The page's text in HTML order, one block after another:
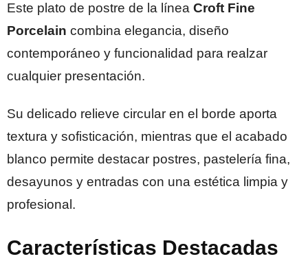
Este plato de postre de la línea Croft Fine
Porcelain combina elegancia, diseño
contemporáneo y funcionalidad para realzar
cualquier presentación.
Su delicado relieve circular en el borde aporta
textura y sofisticación, mientras que el acabado
blanco permite destacar postres, pastelería fina,
desayunos y entradas con una estética limpia y
profesional.
Características Destacadas